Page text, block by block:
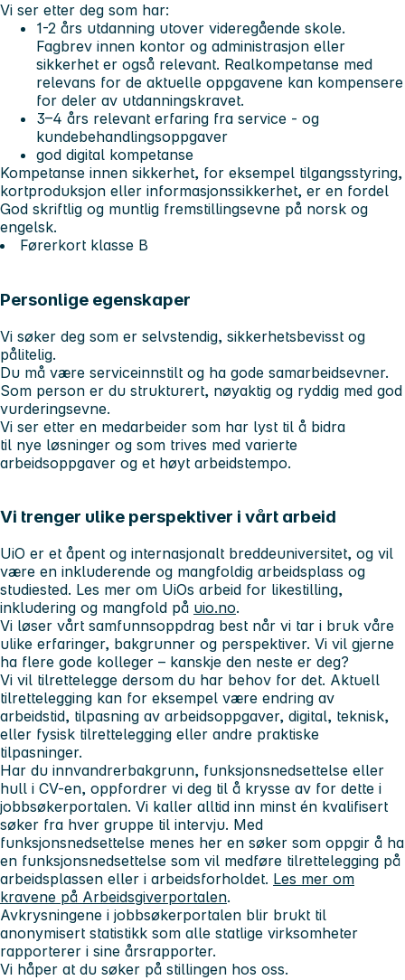
Vi ser etter deg som har:
1-2 års utdanning utover videregående skole.
Fagbrev innen kontor og administrasjon eller
sikkerhet er også relevant. Realkompetanse med
relevans for de aktuelle oppgavene kan kompensere
for deler av utdanningskravet.
3–4 års relevant erfaring fra service - og
kundebehandlingsoppgaver
god digital kompetanse
Kompetanse innen sikkerhet, for eksempel tilgangsstyring,
kortproduksjon eller informasjonssikkerhet, er en fordel
God skriftlig og muntlig fremstillingsevne på norsk og
engelsk.
Førerkort klasse B
Personlige egenskaper
Vi søker deg som er selvstendig, sikkerhetsbevisst og
pålitelig.
Du må være serviceinnstilt og ha gode samarbeidsevner.
Som person er du strukturert, nøyaktig og ryddig med god
vurderingsevne.
Vi ser etter en medarbeider som har lyst til å bidra
til nye løsninger og som trives med varierte
arbeidsoppgaver og et høyt arbeidstempo.
Vi trenger ulike perspektiver i vårt arbeid
UiO er et åpent og internasjonalt breddeuniversitet, og vil
være en inkluderende og mangfoldig arbeidsplass og
studiested. Les mer om UiOs arbeid for likestilling,
inkludering og mangfold på uio.no.
Vi løser vårt samfunnsoppdrag best når vi tar i bruk våre
ulike erfaringer, bakgrunner og perspektiver. Vi vil gjerne
ha flere gode kolleger – kanskje den neste er deg?
Vi vil tilrettelegge dersom du har behov for det. Aktuell
tilrettelegging kan for eksempel være endring av
arbeidstid, tilpasning av arbeidsoppgaver, digital, teknisk,
eller fysisk tilrettelegging eller andre praktiske
tilpasninger.
Har du innvandrerbakgrunn, funksjonsnedsettelse eller
hull i CV-en, oppfordrer vi deg til å krysse av for dette i
jobbsøkerportalen. Vi kaller alltid inn minst én kvalifisert
søker fra hver gruppe til intervju. Med
funksjonsnedsettelse menes her en søker som oppgir å ha
en funksjonsnedsettelse som vil medføre tilrettelegging på
arbeidsplassen eller i arbeidsforholdet. Les mer om
kravene på Arbeidsgiverportalen.
Avkrysningene i jobbsøkerportalen blir brukt til
anonymisert statistikk som alle statlige virksomheter
rapporterer i sine årsrapporter.
Vi håper at du søker på stillingen hos oss.